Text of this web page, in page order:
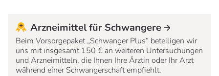
Arzneimittel für Schwangere
Beim Vorsorgepaket „Schwanger Plus“ beteiligen wir
uns mit insgesamt 150 € an weiteren Untersuchungen
und Arzneimitteln, die Ihnen Ihre Ärztin oder Ihr Arzt
während einer Schwangerschaft empfiehlt.